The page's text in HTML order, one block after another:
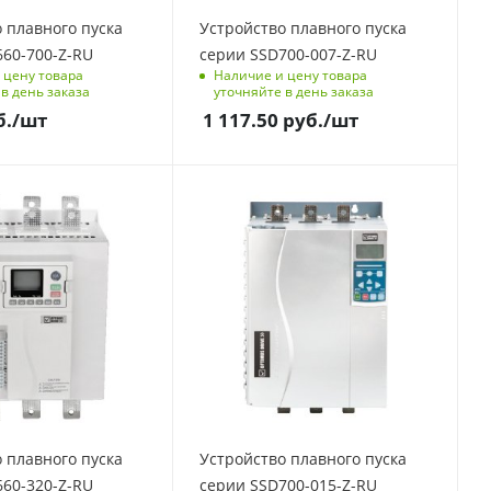
по току
току,
плавного пуска
700-Z-RU
товара
день заказа
/шт
5
Аналоговые выходы,
шт
1
защита, Тепловая
модель двигателя,
Вход термистора
двигателя,
Чередование фаз,
Минимальный ток,
Мгновенная
перегрузка по току,
Внешнее
отключение,
Перегрев
Устройство плавного пуска
серии SSD700-007-Z-RU
Наличие и цену товара
уточняйте в день заказа
1 117.50 руб./шт
ток, A
шт
шт
плавного пуска
320-Z-RU
Мощность, кВт
Номинальный ток, A
Степень защиты
Рабочая температура,
-10 ~ 60 °C
5
Устройство плавного пуска
серии SSD700-015-Z-RU